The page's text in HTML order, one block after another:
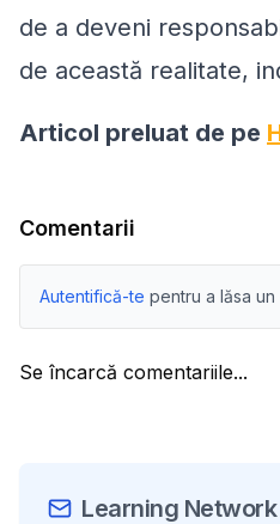
de a deveni
de această realitate,
Articol preluat de pe
Comentarii
Autentifică-te pentru a lăsa un
Se încarcă comentariile...
Learning